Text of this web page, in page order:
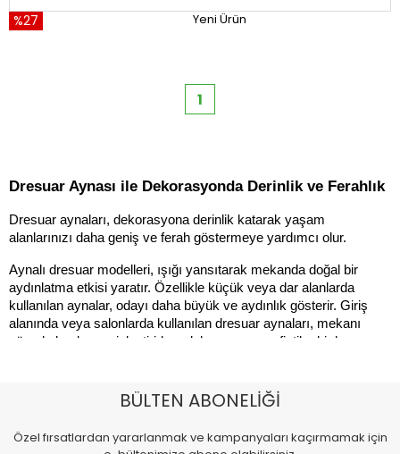
%27 Yeni Ürün
1
Dresuar Aynası ile Dekorasyonda Derinlik ve Ferahlık
Dresuar aynaları, dekorasyona derinlik katarak yaşam
alanlarınızı daha geniş ve ferah göstermeye yardımcı olur.
Aynalı dresuar modelleri, ışığı yansıtarak mekanda doğal bir
aydınlatma etkisi yaratır. Özellikle küçük veya dar alanlarda
kullanılan aynalar, odayı daha büyük ve aydınlık gösterir. Giriş
alanında veya salonlarda kullanılan dresuar aynaları, mekanı
görsel olarak zenginleştirirken dekorasyona sofistike bir hava
VG Mobilya Home’un dresuar aynası modelleri, şık çerçeve
detayları ve kaliteli yansıtma özellikleriyle dekorasyonunuzun
veya hazırlık alanı olarak da pratik bir kullanım sağlar.
BÜLTEN ABONELİĞİ
Özel fırsatlardan yararlanmak ve kampanyaları kaçırmamak için